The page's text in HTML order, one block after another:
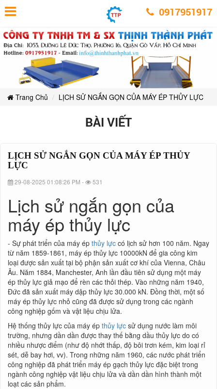
LỊCH
SỬ
NGẮN
GỌN
CỦA
MÁY
LỰC
LỊCH
NGẮN
GỌN
CỦA
MÁY
ÉP
LỊCH
SỬ
NGẮN
GỌN
CỦA
MÁY
THỦY
LỊCH
SỬ
GỌN
CỦA
MÁY
THỦY
SỬ
NGẮN
CỦA
MÁY
ÉP
THỦY
SỬ
NGẮN
CỦA
MÁY
ÉP
THỦY
LỰC
0917951917
Trang Chủ LỊCH SỬ NGẮN GỌN CỦA MÁY ÉP THỦY LỰC
BÀI VIẾT
LỊCH SỬ NGẮN GỌN CỦA MÁY ÉP THỦY
LỰC
29-08-2025 01:08:26 PM - 531
Lịch sử ngắn gọn của
máy ép thủy lực
- Sự phát triển của máy ép thủy lực có lịch sử hơn 100 năm. Ngay
từ năm 1859-1861, máy ép thủy lực 10000kN để gia công kim
loại được sản xuất tại bộ phận sản xuất cơ khí của Vienna, Châu
Âu. Năm 1884, Manchester, Anh lần đầu tiên sử dụng một máy
ép thủy lực giả mạo để rèn các thỏi thép. Vào những năm 1940,
Đức đã sản xuất máy dập thủy lực 30.000 kN. Đồng thời, một số
máy ép thủy lực nhỏ cũng đã được sử dụng trong các ngành
công nghiệp gốm và vật liệu chịu lửa.
Hệ thống thủy lực của máy ép thủy lực sử dụng nước làm môi
trường, nhưng dần dần được thay thế bằng dầu thủy lực do có
nhiều nhược điểm (như độ nhớt thấp, độ bôi trơn kém, kim loại rỉ
sét, dễ bay hơi, vv). Trong những năm 1960, các nước phát triển
công nghiệp đã phát triển máy ép gạch thủy lực đặc biệt trong
ngành công nghiệp vật liệu chịu lửa và dần dần hình thành một
loạt các sản phẩm.